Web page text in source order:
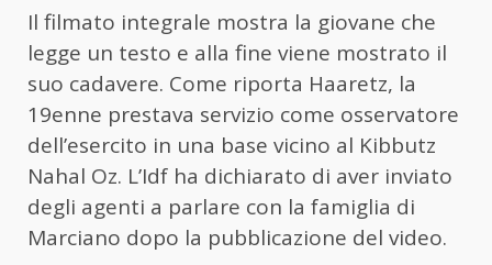
Il filmato integrale mostra la giovane che
legge un testo e alla fine viene mostrato il
suo cadavere. Come riporta Haaretz, la
19enne prestava servizio come osservatore
dell’esercito in una base vicino al Kibbutz
Nahal Oz. L’Idf ha dichiarato di aver inviato
degli agenti a parlare con la famiglia di
Marciano dopo la pubblicazione del video.